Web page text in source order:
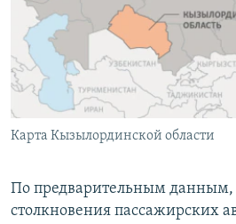
Карта Кызылординской области
По предварительным
столкновения пассажирских